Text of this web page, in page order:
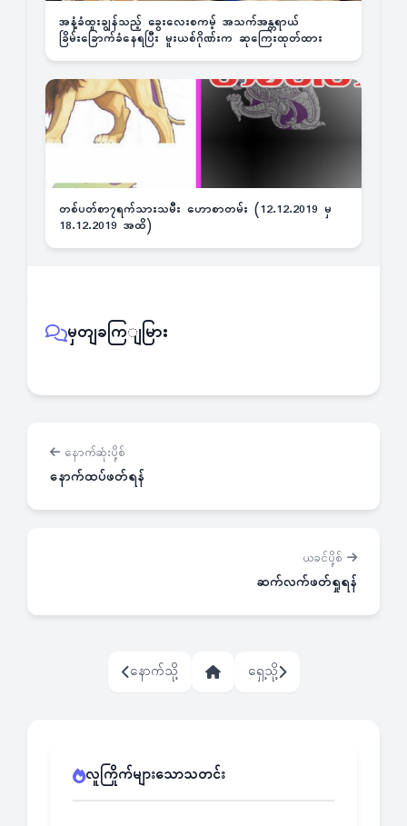
အနံ့ခံထူးချွန်သည့် ခွေးလေးစကမ့် အသက်အန္တရာယ်
ခြိမ်းခြောက်ခံနေရပြီး မူးယစ်ဂိုဏ်းက ဆုကြေးထုတ်ထား
တစ်ပတ်စာ၇ရက်သားသမီး ဟောစာတမ်း (12.12.2019 မှ
18.12.2019 အထိ)
မှတျခကြျမြား
နောက်ဆုံးပို့စ်
နောက်ထပ်ဖတ်ရန်
ယခင်ပို့စ်
ဆက်လက်ဖတ်ရှုရန်
နောက်သို့ ရှေ့သို့
လူကြိုက်များသောသတင်း